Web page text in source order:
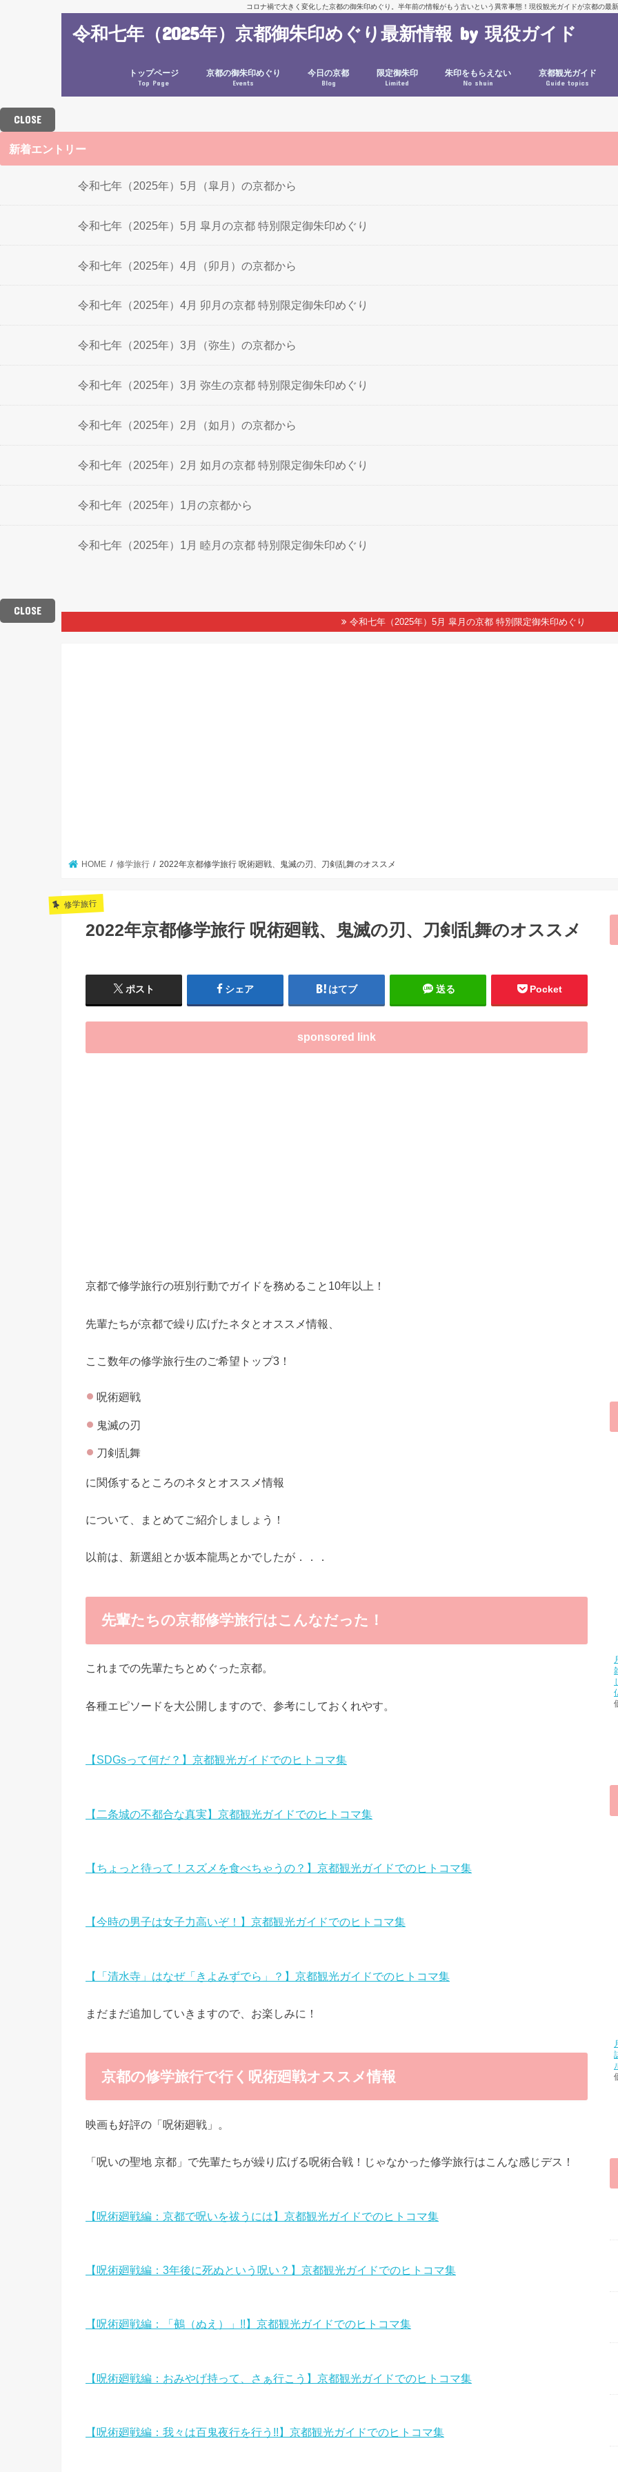
コロナ禍で大きく変化した京都の御朱印めぐり。半年前の情報がもう古いという異常事態！現役観光ガイドが京都の最
令和七年（2025年）京都御朱印めぐり最新情報 by 現役ガイド
トップページ
Top Page
京都の御朱印めぐり
Events
今日の京都
Blog
限定御朱印
Limited
朱印をもらえない
No shuin
京都観光ガイド
Guide topics
CLOSE
新着エントリー
令和七年（2025年）5月（皐月）の京都から
令和七年（2025年）5月 皐月の京都 特別限定御朱印めぐり
令和七年（2025年）4月（卯月）の京都から
令和七年（2025年）4月 卯月の京都 特別限定御朱印めぐり
令和七年（2025年）3月（弥生）の京都から
令和七年（2025年）3月 弥生の京都 特別限定御朱印めぐり
令和七年（2025年）2月（如月）の京都から
令和七年（2025年）2月 如月の京都 特別限定御朱印めぐり
令和七年（2025年）1月の京都から
令和七年（2025年）1月 睦月の京都 特別限定御朱印めぐり
CLOSE
令和七年（2025年）5月 皐月の京都 特別限定御朱印めぐり
HOME 修学旅行 2022年京都修学旅行 呪術廻戦、鬼滅の刃、刀剣乱舞のオススメ
修学旅行
2022年京都修学旅行 呪術廻戦、鬼滅の刃、刀剣乱舞のオススメ
ポスト シェア はてブ 送る Pocket
sponsored link
京都で修学旅行の班別行動でガイドを務めること10年以上！
先輩たちが京都で繰り広げたネタとオススメ情報、
ここ数年の修学旅行生のご希望トップ3！
呪術廻戦
鬼滅の刃
刀剣乱舞
に関係するところのネタとオススメ情報
について、まとめてご紹介しましょう！
以前は、新選組とか坂本龍馬とかでしたが．．．
先輩たちの京都修学旅行はこんなだった！
これまでの先輩たちとめぐった京都。
各種エピソードを大公開しますので、参考にしておくれやす。
【SDGsって何だ？】京都観光ガイドでのヒトコマ集
【二条城の不都合な真実】京都観光ガイドでのヒトコマ集
【ちょっと待って！スズメを食べちゃうの？】京都観光ガイドでのヒトコマ集
【今時の男子は女子力高いぞ！】京都観光ガイドでのヒトコマ集
【「清水寺」はなぜ「きよみずでら」？】京都観光ガイドでのヒトコマ集
まだまだ追加していきますので、お楽しみに！
京都の修学旅行で行く呪術廻戦オススメ情報
映画も好評の「呪術廻戦」。
「呪いの聖地 京都」で先輩たちが繰り広げる呪術合戦！じゃなかった修学旅行はこんな感じデス！
【呪術廻戦編：京都で呪いを祓うには】京都観光ガイドでのヒトコマ集
【呪術廻戦編：3年後に死ぬという呪い？】京都観光ガイドでのヒトコマ集
【呪術廻戦編：「鵺（ぬえ）」!!】京都観光ガイドでのヒトコマ集
【呪術廻戦編：おみやげ持って、さぁ行こう】京都観光ガイドでのヒトコマ集
【呪術廻戦編：我々は百鬼夜行を行う!!】京都観光ガイドでのヒトコマ集